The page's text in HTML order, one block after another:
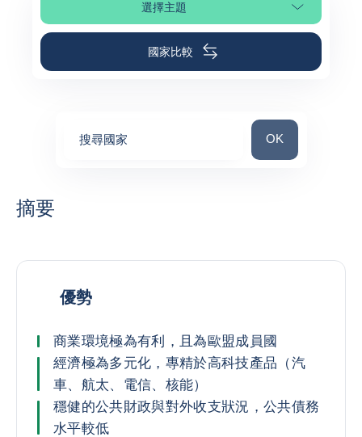
選擇主題選擇頁面段落
國家比較
搜尋國家 搜尋國家
OK
摘要
優勢
商業環境極為有利，且為歐盟成員國
經濟極為多元化，專精於高科技產品（汽
車、航太、電信、核能）
穩健的公共財政與對外收支狀況，公共債務
水平較低